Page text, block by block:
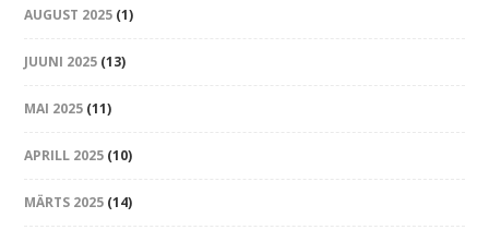
AUGUST 2025 (1)
JUUNI 2025 (13)
MAI 2025 (11)
APRILL 2025 (10)
MÄRTS 2025 (14)